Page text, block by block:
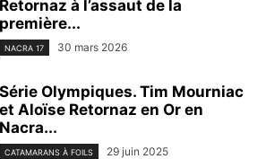
Retornaz à l’assaut de la
première...
NACRA 17 30 mars 2026
Série Olympiques. Tim Mourniac
et Aloïse Retornaz en Or en
Nacra...
CATAMARANS À FOILS 29 juin 2025